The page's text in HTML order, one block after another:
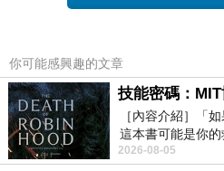
簡評：如果不是一泊二食方案，
你可能感興趣的文章
［內容介紹］「
這本書可能是你
（Adam Grant），
2026-08-05